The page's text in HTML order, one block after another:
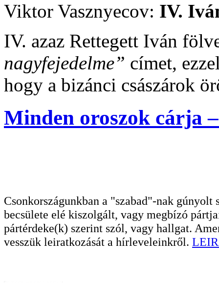
Viktor Vasznyecov: IV.
IV. azaz Rettegett Iván
nagyfejedelme” címet,
hogy a bizánci császárok
Minden oroszok cárja
Csonkországunkban a "szabad"-nak
becsülete elé kiszolgált, vagy megbízó
pártérdeke(k) szerint szól, vagy hallgat.
vesszük leiratkozását a hírleveleinkről.